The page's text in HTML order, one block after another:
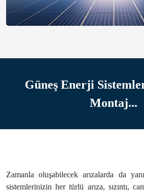
Güneş Enerji
Montaj...
Zamanla oluşabilecek arızalarda da
sistemlerinizin her türlü arıza, sızıntı,